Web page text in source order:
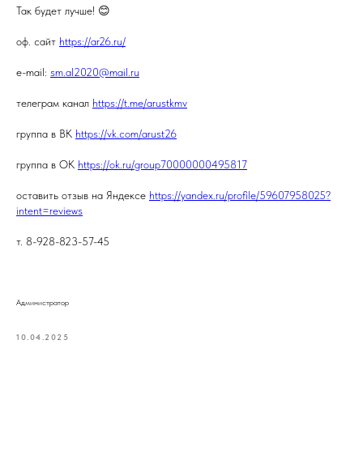
Так будет лучше! 😊
оф. сайт https://ar26.ru/
e-mail: sm.al2020@mail.ru
телеграм канал https://t.me/arustkmv
группа в ВК https://vk.com/arust26
группа в ОК https://ok.ru/group70000000495817
оставить отзыв на Яндексе https://yandex.ru/profile/59607958025?
intent=reviews
т. 8-928-823-57-45
Администратор
10.04.2025